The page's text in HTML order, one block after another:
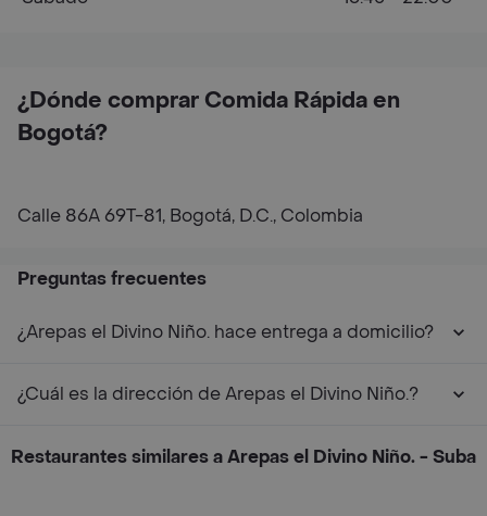
¿Dónde comprar Comida Rápida en
Bogotá?
Calle 86A 69T-81, Bogotá, D.C., Colombia
Preguntas frecuentes
¿Arepas el Divino Niño. hace entrega a domicilio?
¿Cuál es la dirección de Arepas el Divino Niño.?
Restaurantes similares a Arepas el Divino Niño. - Suba